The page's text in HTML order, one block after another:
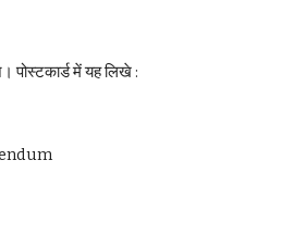
पोस्टकार्ड में यह लिखे :